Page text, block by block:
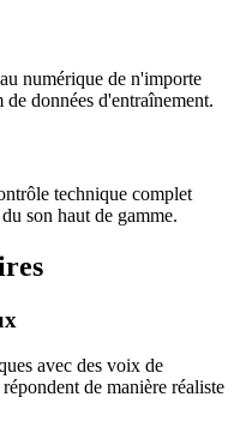
numérique de n'importe
données d'entraînement.
technique complet
son haut de gamme.
avec des voix de
de manière réaliste